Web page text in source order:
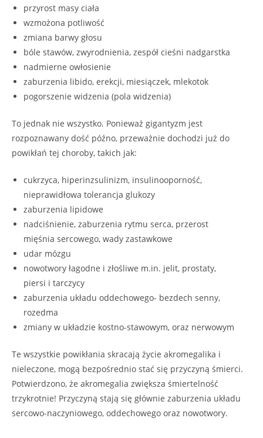
przyrost masy ciała
wzmożona potliwość
zmiana barwy głosu
bóle stawów, zwyrodnienia, zespół cieśni nadgarstka
nadmierne owłosienie
zaburzenia libido, erekcji, miesiączek, mlekotok
pogorszenie widzenia (pola widzenia)
To jednak nie wszystko. Ponieważ gigantyzm jest
rozpoznawany dość późno, przeważnie dochodzi już do
powikłań tej choroby, takich jak:
cukrzyca, hiperinzsulinizm, insulinooporność,
nieprawidłowa tolerancja glukozy
zaburzenia lipidowe
nadciśnienie, zaburzenia rytmu serca, przerost
mięśnia sercowego, wady zastawkowe
udar mózgu
nowotwory łagodne i złośliwe m.in. jelit, prostaty,
piersi i tarczycy
zaburzenia układu oddechowego- bezdech senny,
rozedma
zmiany w układzie kostno-stawowym, oraz nerwowym
Te wszystkie powikłania skracają życie akromegalika i
nieleczone, mogą bezpośrednio stać się przyczyną śmierci.
Potwierdzono, że akromegalia zwiększa śmiertelność
trzykrotnie! Przyczyną stają się głównie zaburzenia układu
sercowo-naczyniowego, oddechowego oraz nowotwory.